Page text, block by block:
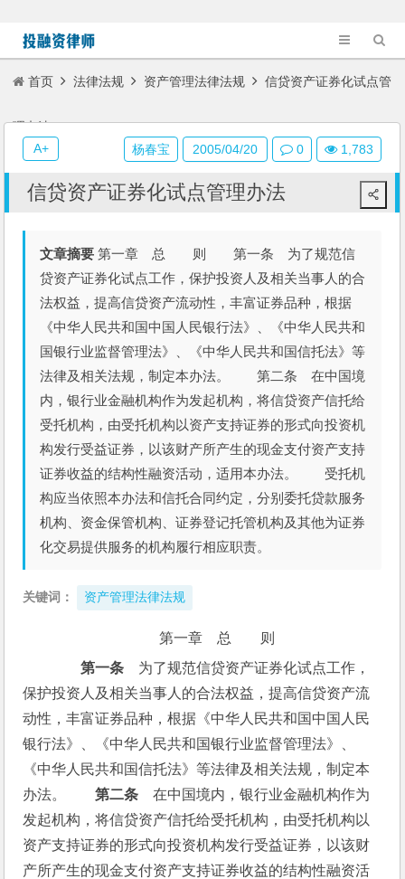
首页 法律法规 资产管理法律法规 信贷资产证券化试点管
理办法
信贷资产证券化试点管理办法
文章摘要 第一章 总 则 第一条 为了规范信
贷资产证券化试点工作，保护投资人及相关当事人的合
法权益，提高信贷资产流动性，丰富证券品种，根据
《中华人民共和国中国人民银行法》、《中华人民共和
国银行业监督管理法》、《中华人民共和国信托法》等
法律及相关法规，制定本办法。 第二条 在中国境
内，银行业金融机构作为发起机构，将信贷资产信托给
受托机构，由受托机构以资产支持证券的形式向投资机
构发行受益证券，以该财产所产生的现金支付资产支持
证券收益的结构性融资活动，适用本办法。 受托机
构应当依照本办法和信托合同约定，分别委托贷款服务
机构、资金保管机构、证券登记托管机构及其他为证券
化交易提供服务的机构履行相应职责。
关键词： 资产管理法律法规
第一章　总　　则
第一条 为了规范信贷资产证券化试点工作，
保护投资人及相关当事人的合法权益，提高信贷资产流
动性，丰富证券品种，根据《中华人民共和国中国人民
银行法》、《中华人民共和国银行业监督管理法》、
《中华人民共和国信托法》等法律及相关法规，制定本
办法。 第二条 在中国境内，银行业金融机构作为
发起机构，将信贷资产信托给受托机构，由受托机构以
资产支持证券的形式向投资机构发行受益证券，以该财
产所产生的现金支付资产支持证券收益的结构性融资活
杨春宝 2005/04/20 0 1,783
A+